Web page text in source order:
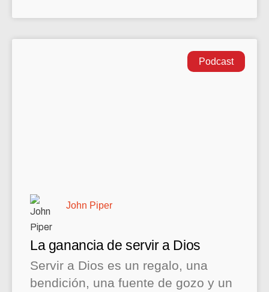
Podcast
La ganancia de servir a Dios
Servir a Dios es un regalo, una
bendición, una fuente de gozo y un
John Piper